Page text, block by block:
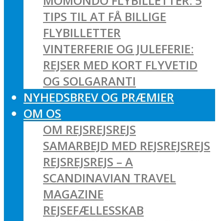
TIPS TIL AT FÅ BILLIGE
FLYBILLETTER
VINTERFERIE OG JULEFERIE:
REJSER MED KORT FLYVETID
OG SOLGARANTI
NYHEDSBREV OG PRÆMIER
OM OS
OM REJSREJSREJS
SAMARBEJD MED REJSREJSREJS
REJSREJSREJS – A
SCANDINAVIAN TRAVEL
MAGAZINE
REJSEFÆLLESSKAB